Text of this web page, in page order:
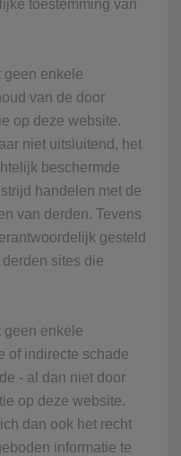
toestemming van
geen enkele
van de door
op deze website.
niet uitsluitend, het
beschermde
handelen met de
van derden. Tevens
gesteld
sites die
geen enkele
of indirecte schade
- al dan niet door
op deze website.
dan ook het recht
informatie te